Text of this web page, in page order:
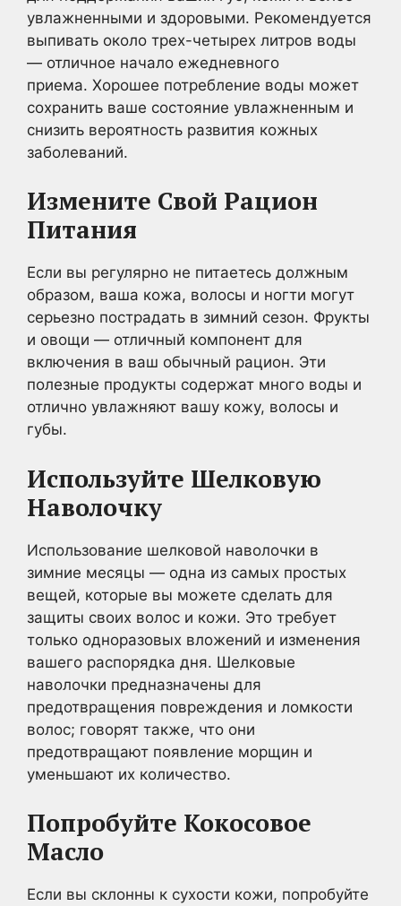
увлажненными и здоровыми. Рекомендуется
выпивать около трех-четырех литров воды
— отличное начало ежедневного
приема. Хорошее потребление воды может
сохранить ваше состояние увлажненным и
снизить вероятность развития кожных
заболеваний.
Измените Свой Рацион
Питания
Если вы регулярно не питаетесь должным
образом, ваша кожа, волосы и ногти могут
серьезно пострадать в зимний сезон. Фрукты
и овощи — отличный компонент для
включения в ваш обычный рацион. Эти
полезные продукты содержат много воды и
отлично увлажняют вашу кожу, волосы и
губы.
Используйте Шелковую
Наволочку
Использование шелковой наволочки в
зимние месяцы — одна из самых простых
вещей, которые вы можете сделать для
защиты своих волос и кожи. Это требует
только одноразовых вложений и изменения
вашего распорядка дня. Шелковые
наволочки предназначены для
предотвращения повреждения и ломкости
волос; говорят также, что они
предотвращают появление морщин и
уменьшают их количество.
Попробуйте Кокосовое
Масло
Если вы склонны к сухости кожи, попробуйте